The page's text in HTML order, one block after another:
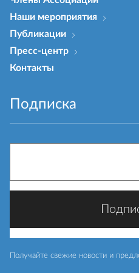
Наши мероприятия
Публикации
Пресс-центр
Контакты
Подписка
Получайте свежие новости и